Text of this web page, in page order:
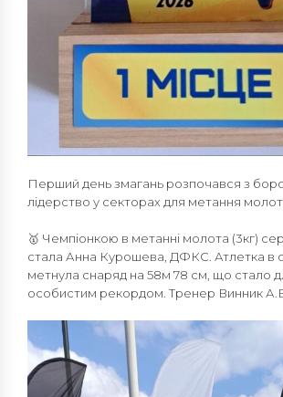
Перший день змагань розпочався з
лідерство у секторах для метання
🥇 Чемпіонкою в метанні молота (3кг)
стала Анна Курошева, ДФКС. Атлетка в
метнула снаряд на 58м 78 см, що стало
особистим рекордом. Тренер Винник